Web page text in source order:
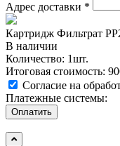
Адрес доставки *
Картридж Фильтрат
В наличии
Количество: 1шт.
Итоговая стоимость:
Согласие на
Платежные системы: